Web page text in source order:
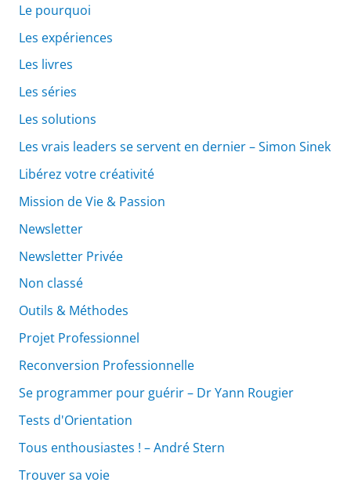
Le pourquoi
Les expériences
Les livres
Les séries
Les solutions
Les vrais leaders se servent en dernier – Simon Sinek
Libérez votre créativité
Mission de Vie & Passion
Newsletter
Newsletter Privée
Non classé
Outils & Méthodes
Projet Professionnel
Reconversion Professionnelle
Se programmer pour guérir – Dr Yann Rougier
Tests d'Orientation
Tous enthousiastes ! – André Stern
Trouver sa voie